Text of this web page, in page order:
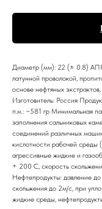
Диаметр (мм): 22 (± 0.8)
латунной проволокой,
основе нефтяных
Изготовитель: Россия
п.м.: ~581 гр Минимальная
заполнения сальниковых
соединений различных
кислотности рабочей
агрессивные жидкие и
+ 200 С, скорость
Нефтепродукты: давление
скольжения до 2м/с, при
жидкие среды,